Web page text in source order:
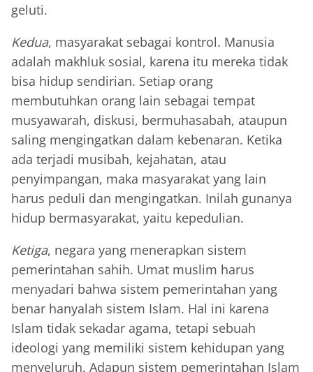
geluti.
Kedua, masyarakat sebagai kontrol. Manusia
adalah makhluk sosial, karena itu mereka tidak
bisa hidup sendirian. Setiap orang
membutuhkan orang lain sebagai tempat
musyawarah, diskusi, bermuhasabah, ataupun
saling mengingatkan dalam kebenaran. Ketika
ada terjadi musibah, kejahatan, atau
penyimpangan, maka masyarakat yang lain
harus peduli dan mengingatkan. Inilah gunanya
hidup bermasyarakat, yaitu kepedulian.
Ketiga, negara yang menerapkan sistem
pemerintahan sahih. Umat muslim harus
menyadari bahwa sistem pemerintahan yang
benar hanyalah sistem Islam. Hal ini karena
Islam tidak sekadar agama, tetapi sebuah
ideologi yang memiliki sistem kehidupan yang
menyeluruh. Adapun sistem pemerintahan Islam